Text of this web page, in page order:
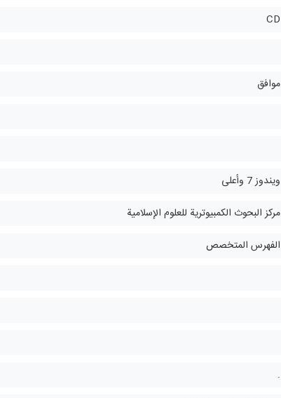
CD
موافق
ويندوز 7 وأعلی
مركز البحوث الكمبيوترية للعلوم الإسلامية
الفهرس المتخصص
.